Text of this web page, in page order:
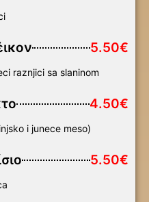
5.50€
raznjici sa slaninom
4.50€
i junece meso)
5.50€